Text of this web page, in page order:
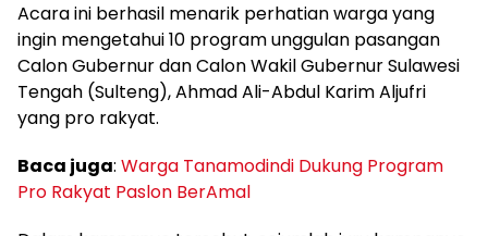
Acara ini berhasil menarik perhatian warga yang
ingin mengetahui 10 program unggulan pasangan
Calon Gubernur dan Calon Wakil Gubernur Sulawesi
Tengah (Sulteng), Ahmad Ali-Abdul Karim Aljufri
yang pro rakyat.
Baca juga: Warga Tanamodindi Dukung Program
Pro Rakyat Paslon BerAmal